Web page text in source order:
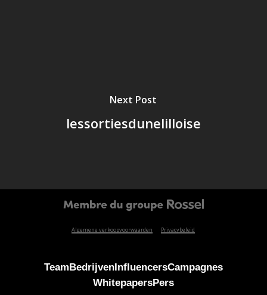
Next Post
lessortiesdunelilloise
Algemene verkoopvoorwaarden Privacybeleid
TeamBedrijvenInfluencersCampagnes
WhitepapersPers